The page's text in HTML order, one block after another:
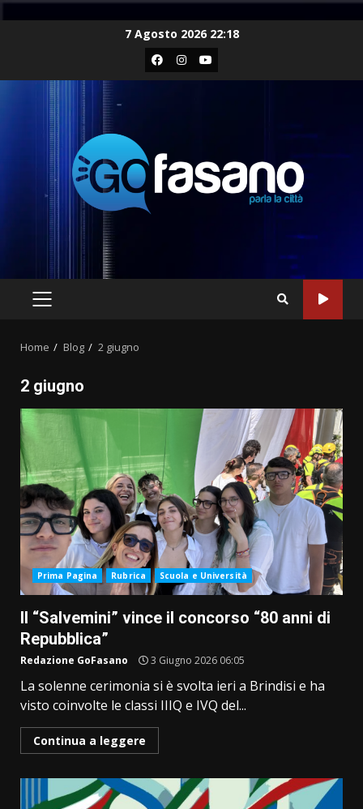
7 Agosto 2026 22:18
Facebook
Instagram
Youtube
PRIMARY
Home Blog 2 giugno
2 giugno
Prima Pagina Rubrica Scuola e Università
Il “Salvemini” vince il concorso “80 anni di
Repubblica”
Redazione GoFasano 3 Giugno 2026 06:05
La solenne cerimonia si è svolta ieri a Brindisi e ha
visto coinvolte le classi IIIQ e IVQ del...
Continua a leggere